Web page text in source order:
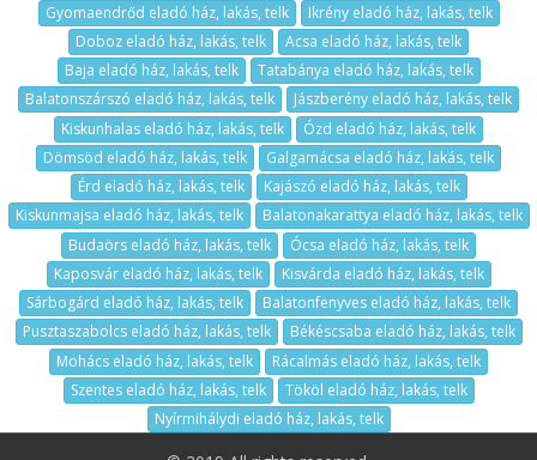
Gyomaendrőd eladó ház, lakás, telk
Ikrény eladó ház, lakás, telk
Doboz eladó ház, lakás, telk
Acsa eladó ház, lakás, telk
Baja eladó ház, lakás, telk
Tatabánya eladó ház, lakás, telk
Balatonszárszó eladó ház, lakás, telk
Jászberény eladó ház, lakás, telk
Kiskunhalas eladó ház, lakás, telk
Ózd eladó ház, lakás, telk
Dömsöd eladó ház, lakás, telk
Galgamácsa eladó ház, lakás, telk
Érd eladó ház, lakás, telk
Kajászó eladó ház, lakás, telk
Kiskunmajsa eladó ház, lakás, telk
Balatonakarattya eladó ház, lakás, telk
Budaörs eladó ház, lakás, telk
Ócsa eladó ház, lakás, telk
Kaposvár eladó ház, lakás, telk
Kisvárda eladó ház, lakás, telk
Sárbogárd eladó ház, lakás, telk
Balatonfenyves eladó ház, lakás, telk
Pusztaszabolcs eladó ház, lakás, telk
Békéscsaba eladó ház, lakás, telk
Mohács eladó ház, lakás, telk
Rácalmás eladó ház, lakás, telk
Szentes eladó ház, lakás, telk
Tököl eladó ház, lakás, telk
Nyírmihálydi eladó ház, lakás, telk